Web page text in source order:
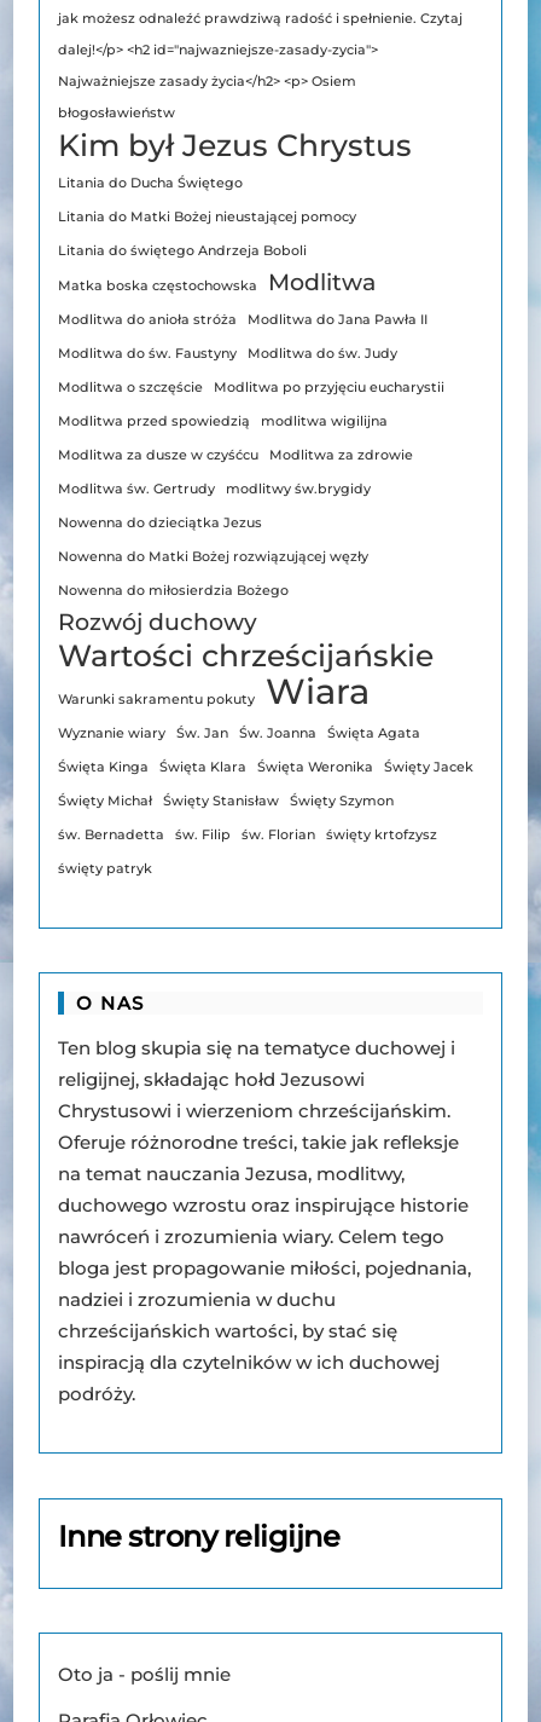
jak możesz odnaleźć prawdziwą radość i spełnienie. Czytaj
dalej!</p> <h2 id="najwazniejsze-zasady-zycia">
Najważniejsze zasady życia</h2> <p> Osiem
błogosławieństw
Kim był Jezus Chrystus
Litania do Ducha Świętego
Litania do Matki Bożej nieustającej pomocy
Litania do świętego Andrzeja Boboli
Matka boska częstochowska Modlitwa
Modlitwa do anioła stróża Modlitwa do Jana Pawła II
Modlitwa do św. Faustyny Modlitwa do św. Judy
Modlitwa o szczęście Modlitwa po przyjęciu eucharystii
Modlitwa przed spowiedzią modlitwa wigilijna
Modlitwa za dusze w czyśćcu Modlitwa za zdrowie
Modlitwa św. Gertrudy modlitwy św.brygidy
Nowenna do dzieciątka Jezus
Nowenna do Matki Bożej rozwiązującej węzły
Nowenna do miłosierdzia Bożego
Rozwój duchowy
Wartości chrześcijańskie
Warunki sakramentu pokuty Wiara
Wyznanie wiary Św. Jan Św. Joanna Święta Agata
Święta Kinga Święta Klara Święta Weronika Święty Jacek
Święty Michał Święty Stanisław Święty Szymon
św. Bernadetta św. Filip św. Florian święty krtofzysz
święty patryk
O NAS
Ten blog skupia się na tematyce duchowej i
religijnej, składając hołd Jezusowi
Chrystusowi i wierzeniom chrześcijańskim.
Oferuje różnorodne treści, takie jak refleksje
na temat nauczania Jezusa, modlitwy,
duchowego wzrostu oraz inspirujące historie
nawróceń i zrozumienia wiary. Celem tego
bloga jest propagowanie miłości, pojednania,
nadziei i zrozumienia w duchu
chrześcijańskich wartości, by stać się
inspiracją dla czytelników w ich duchowej
podróży.
Inne strony religijne
Oto ja - poślij mnie